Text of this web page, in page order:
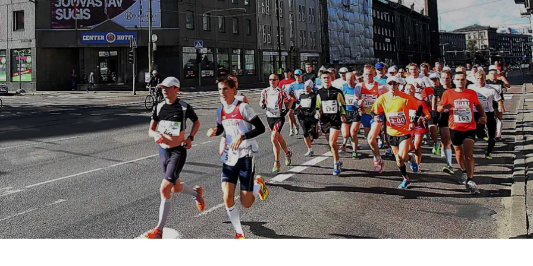
Reykjavik
Riga
San Francisco
Sarajevo
Washington
Wien
Zagreb
Tjekkiet
Tyskland
Ungarn
USA